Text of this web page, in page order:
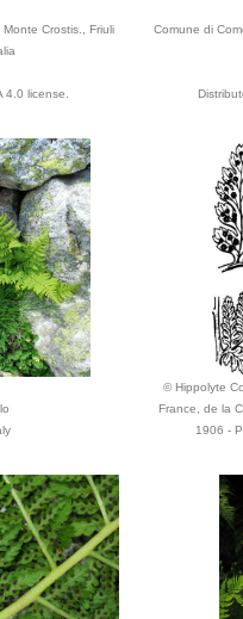
Crostis., Friuli
4.0 license.
Comune di
© Hippolyte
France, de la
1906 -